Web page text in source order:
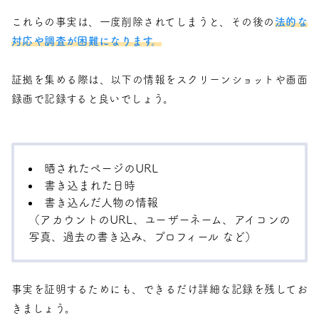
これらの事実は、一度削除されてしまうと、その後の 法的な
対応や調査が困難になります。
証拠を集める際は、以下の情報をスクリーンショットや画面
録画で記録すると良いでしょう。
晒されたページのURL
書き込まれた日時
書き込んだ人物の情報
（アカウントのURL、ユーザーネーム、アイコンの
写真、過去の書き込み、プロフィール など）
事実を証明するためにも、できるだけ詳細な記録を残してお
きましょう。